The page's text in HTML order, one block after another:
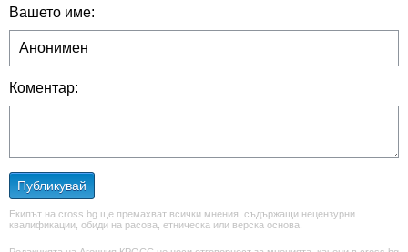
Вашето име:
Коментар:
Публикувай
Екипът на cross.bg ще премахват всички мнения, съдържащи нецензурни
квалификации, обиди на расова, етническа или верска основа.